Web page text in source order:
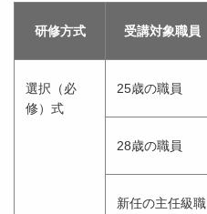
研修方式 受講対象職員
選択（必
修）式
25歳の職員
28歳の職員
新任の主任級職